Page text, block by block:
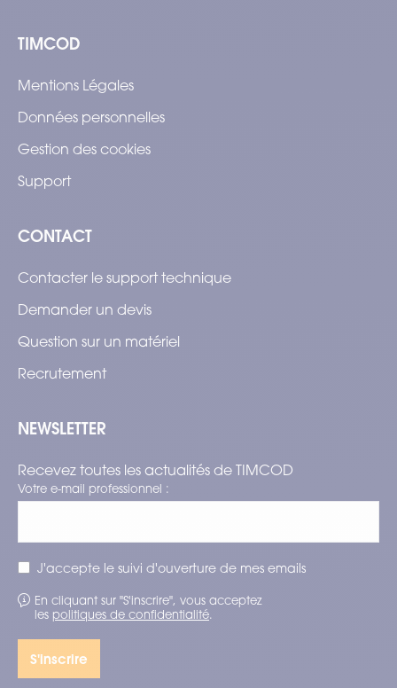
TIMCOD
Mentions Légales
Données personnelles
Gestion des cookies
Support
CONTACT
Contacter le support technique
Demander un devis
Question sur un matériel
Recrutement
NEWSLETTER
Recevez toutes les actualités de TIMCOD
Votre e-mail professionnel :
J'accepte le suivi d'ouverture de mes emails
En cliquant sur "S'inscrire", vous acceptez
les politiques de confidentialité.